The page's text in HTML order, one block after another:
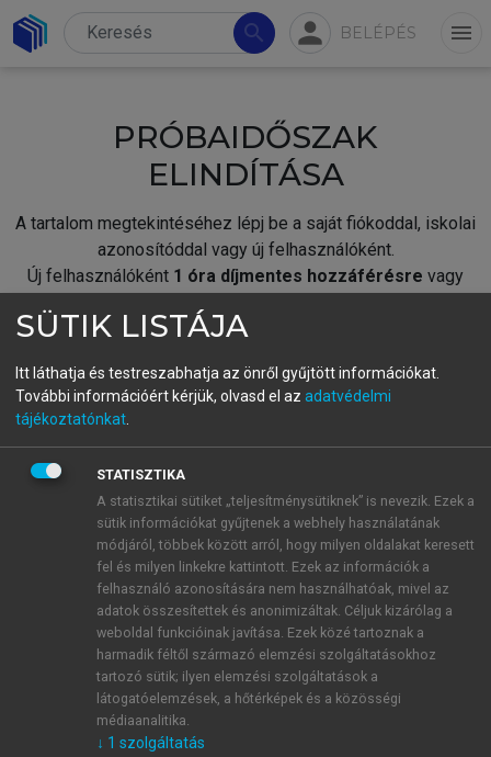
search person BELÉPÉS menu
PRÓBAIDŐSZAK
ELINDÍTÁSA
A tartalom megtekintéséhez lépj be a saját fiókoddal, iskolai
azonosítóddal vagy új felhasználóként.
Új felhasználóként 1 óra díjmentes hozzáférésre vagy
fiókoddal,vagy hozz létre új fiókot.
A regisztráció után apróbaidőszakautomatikusan
BELÉPÉS SAJÁT FIÓKKAL
ÚJ FIÓK LÉTREHOZÁSA
1 óra díjmentes hozzáférés
E-MAIL-CÍM
SÜTIK LISTÁJA
Itt láthatja és testreszabhatja az önről gyűjtött információkat.
További információért kérjük, olvasd el az adatvédelmi
tájékoztatónkat
STATISZTIKA
A statisztikai sütiket „teljesítménysütiknek” is nevezik. Ezek a
sütik információkat gyűjtenek a webhely használatának
módjáról, többek között arról, hogy milyen oldalakat keresett
fel és milyen linkekre kattintott. Ezek az információk a
felhasználó azonosítására nem használhatóak, mivel az
adatok összesítettek és anonimizáltak. Céljuk kizárólag a
weboldal funkcióinak javítása. Ezek közé tartoznak a
harmadik féltől származó elemzési szolgáltatásokhoz
tartozó sütik; ilyen elemzési szolgáltatások a
látogatóelemzések, a hőtérképek és a közösségi
médiaanalitika.
↓ 1 szolgáltatás